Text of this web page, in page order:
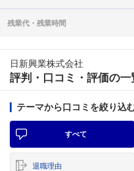
残業代・ 残業時間
日新興業株式会社
評判・口コミ・評価の一
テーマから口コミを絞り込
すべて
退職理由